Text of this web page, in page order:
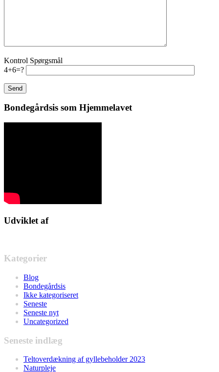
Kontrol Spørgsmål
4+6=?
Bondegårdsis som Hjemmelavet
Udviklet af
Kategorier
Blog
Bondegårdsis
Ikke kategoriseret
Seneste
Seneste nyt
Uncategorized
Seneste indlæg
Teltoverdækning af gyllebeholder 2023
Naturpleje